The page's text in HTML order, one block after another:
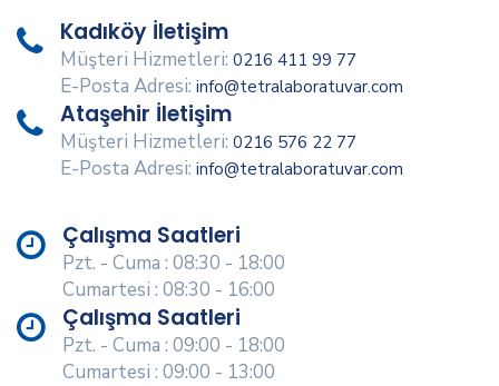
Kadıköy İletişim
Müşteri Hizmetleri: 0216 411 99 77
E-Posta Adresi: info@tetralaboratuvar.com
Ataşehir İletişim
Müşteri Hizmetleri: 0216 576 22 77
E-Posta Adresi: info@tetralaboratuvar.com
Çalışma Saatleri
Pzt. - Cuma : 08:30 - 18:00
Cumartesi : 08:30 - 16:00
Çalışma Saatleri
Pzt. - Cuma : 09:00 - 18:00
Cumartesi : 09:00 - 13:00